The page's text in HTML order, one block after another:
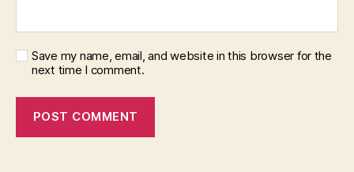
Save my name, email, and website in this browser for the
next time I comment.